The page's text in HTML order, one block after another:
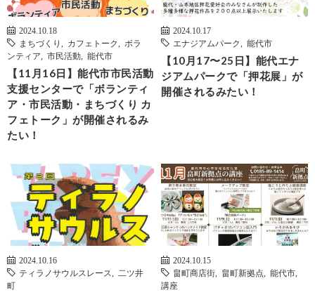
2024.10.18
まちづくり
カフェトーク
ボラ
ンティア
市民活動 能代市
【11月16日】能代市市民活動
支援センターで「ボランティ
ア・市民活動・まちづくり カ
フェトーク」が開催されるみ
たい！
2024.10.17
エナジアムパーク
能代市
【10月17〜25日】能代エナ
ジアムパークで「押花展」が
開催されるみたい！
2024.10.16
ティラノサウルスレース
二ツ井
町
2024.10.15
畠町商店街
畠町新拠点 能代市
講座